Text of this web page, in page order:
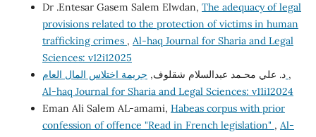
Dr .Entesar Gasem Salem Elwdan, The adequacy of legal
provisions related to the protection of victims in human
trafficking crimes , Al-haq Journal for Sharia and Legal
Sciences: v12i12025
د. علي محـمد عبدالسلام شقلوف,جريمة اختلاس المال العام ,
Al-haq Journal for Sharia and Legal Sciences: v11i12024
Eman Ali Salem AL-amami, Habeas corpus with prior
confession of offence "Read in French legislation" , Al-